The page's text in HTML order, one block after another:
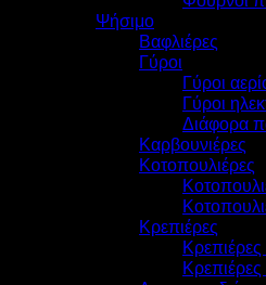
Ψήσιμο
Βαφλιέρες
Γύροι
Γύροι
Γύροι
Διάφορα
Καρβουνιέρες
Κοτοπουλιέρες
Κρεπιέρες
Κρεπιέρες
Κρεπιέρες